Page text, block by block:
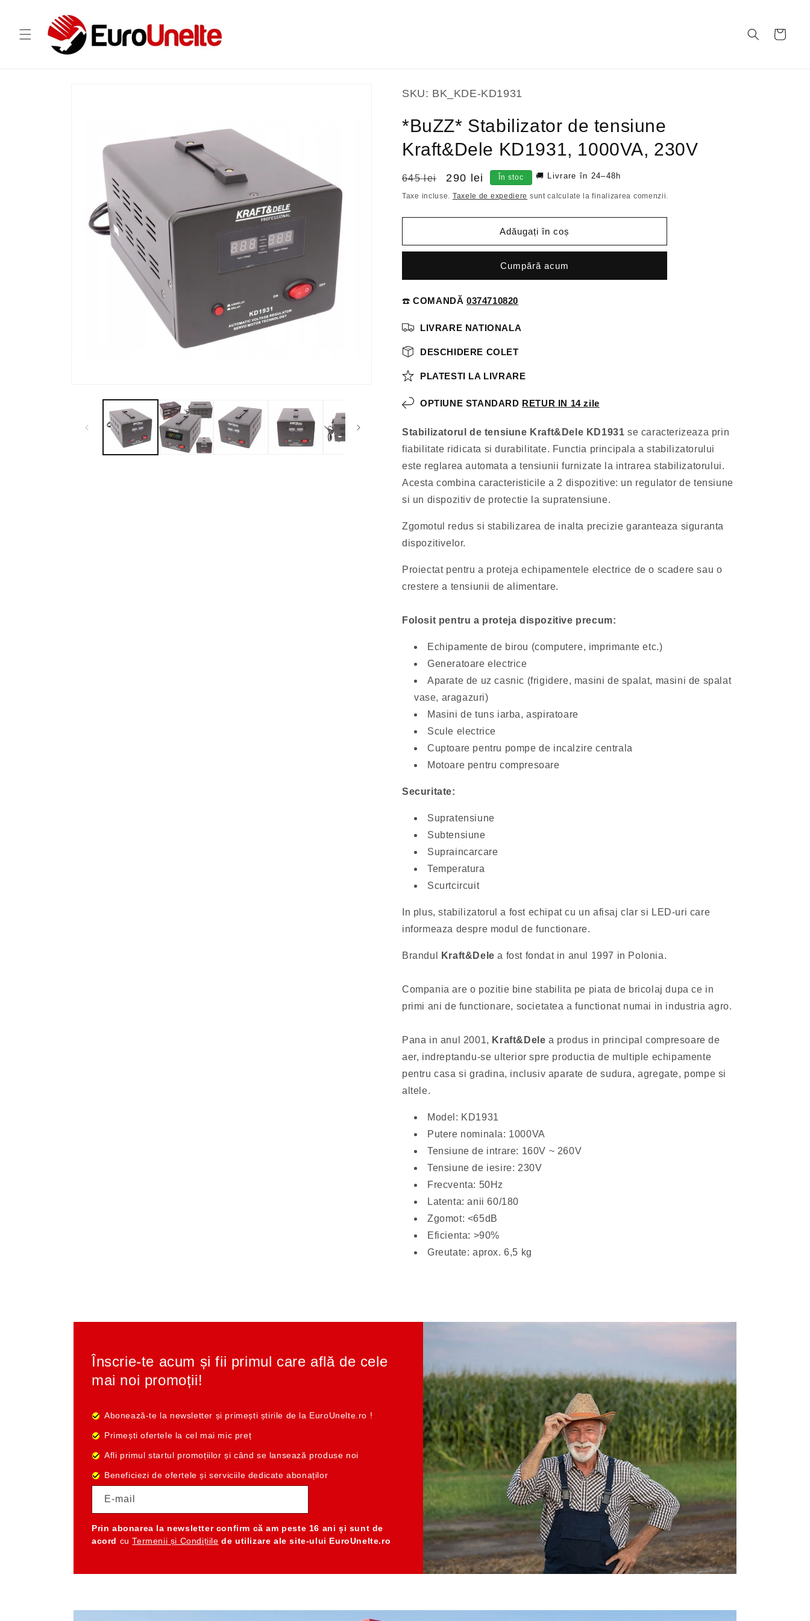
Coș
SKU: BK_KDE-KD1931
*BuZZ* Stabilizator de tensiune
Kraft&Dele KD1931, 1000VA, 230V
Preț
obișnuit
645 lei
Preț
redus
290 lei În stoc 🚚 Livrare în 24–48h
Taxe incluse. Taxele de expediere sunt calculate la finalizarea comenzii.
Adăugați în coș
Cumpără acum
☎️COMANDĂ0374710820
LIVRARE NATIONALA
DESCHIDERE COLET
PLATESTI LA LIVRARE
OPTIUNE STANDARD RETUR IN 14 zile
Stabilizatorul de tensiune Kraft&Dele KD1931 se caracterizeaza prin
fiabilitate ridicata si durabilitate. Functia principala a stabilizatorului
este reglarea automata a tensiunii furnizate la intrarea stabilizatorului.
Acesta combina caracteristicile a 2 dispozitive: un regulator de tensiune
si un dispozitiv de protectie la supratensiune.
Zgomotul redus si stabilizarea de inalta precizie garanteaza siguranta
dispozitivelor.
Proiectat pentru a proteja echipamentele electrice de o scadere sau o
crestere a tensiunii de alimentare.
Folosit pentru a proteja dispozitive precum:
Echipamente de birou (computere, imprimante etc.)
Generatoare electrice
Aparate de uz casnic (frigidere, masini de spalat, masini de spalat
vase, aragazuri)
Masini de tuns iarba, aspiratoare
Scule electrice
Cuptoare pentru pompe de incalzire centrala
Motoare pentru compresoare
Securitate:
Supratensiune
Subtensiune
Supraincarcare
Temperatura
Scurtcircuit
In plus, stabilizatorul a fost echipat cu un afisaj clar si LED-uri care
informeaza despre modul de functionare.
Brandul Kraft&Dele a fost fondat in anul 1997 in Polonia.
Compania are o pozitie bine stabilita pe piata de bricolaj dupa ce in
primi ani de functionare, societatea a functionat numai in industria agro.
Pana in anul 2001, Kraft&Dele a produs in principal compresoare de
aer, indreptandu-se ulterior spre productia de multiple echipamente
pentru casa si gradina, inclusiv aparate de sudura, agregate, pompe si
altele.
Model: KD1931
Putere nominala: 1000VA
Tensiune de intrare: 160V ~ 260V
Tensiune de iesire: 230V
Frecventa: 50Hz
Latenta: anii 60/180
Zgomot: <65dB
Eficienta: >90%
Greutate: aprox. 6,5 kg
Înscrie-te acum și fii primul care află de cele
mai noi promoții!
Abonează-te la newsletter și primești știrile de la EuroUnelte.ro !
Primești ofertele la cel mai mic preț
Afli primul startul promoțiilor și când se lansează produse noi
Beneficiezi de ofertele și serviciile dedicate abonaților
E-mail
Prin abonarea la newsletter confirm că am peste 16 ani și sunt de
acord cuTermenii și Condițiile de utilizare ale site-ului EuroUnelte.ro